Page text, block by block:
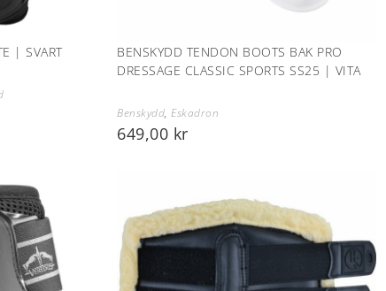
| SVART
BENSKYDD TENDON BOOTS BAK PRO
DRESSAGE CLASSIC SPORTS SS25 | VITA
Benskydd,Eskadron
649,00 kr